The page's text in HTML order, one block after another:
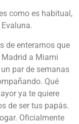
como es habitual,
de enterarnos que
Madrid a Miami
par de semanas
Qué
ya te quiere
de ser tus papás.
Oficialmente